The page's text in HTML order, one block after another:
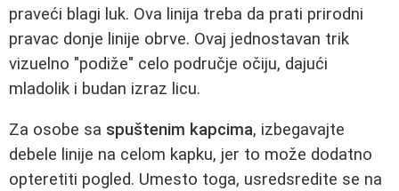
praveći blagi luk. Ova linija treba da prati prirodni
pravac donje linije obrve. Ovaj jednostavan trik
vizuelno "podiže" celo područje očiju, dajući
mladolik i budan izraz licu.
Za osobe sa spuštenim kapcima, izbegavajte
debele linije na celom kapku, jer to može dodatno
opteretiti pogled. Umesto toga, usredsredite se na